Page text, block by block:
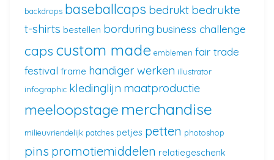
backdrops baseballcaps bedrukt bedrukte
t-shirts bestellen borduring business challenge
caps custom made emblemen fair trade
festival frame handiger werken illustrator
infographic kledinglijn maatproductie
meeloopstage merchandise
milieuvriendelijk patches petjes petten photoshop
pins promotiemiddelen relatiegeschenk